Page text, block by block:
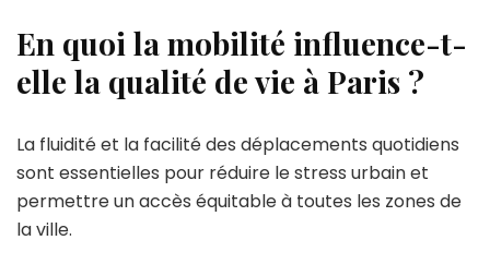
En quoi la mobilité influence-t-
elle la qualité de vie à Paris ?
La fluidité et la facilité des déplacements quotidiens
sont essentielles pour réduire le stress urbain et
permettre un accès équitable à toutes les zones de
la ville.